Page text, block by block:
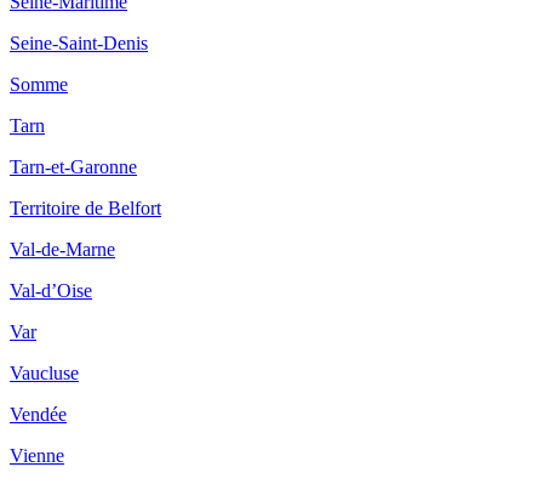
Seine-Saint-Denis
Somme
Tarn
Tarn-et-Garonne
Territoire de Belfort
Val-de-Marne
Val-d’Oise
Var
Vaucluse
Vendée
Vienne